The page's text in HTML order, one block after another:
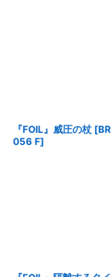
『FOIL』威圧の杖 [
056 F]